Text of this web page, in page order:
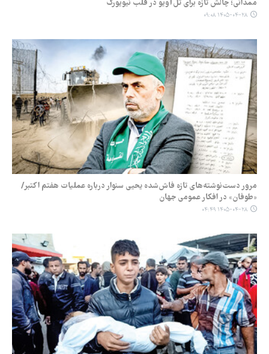
ممدانی؛ چالش تازه برای تل‌آویو در قلب نیویورک
۱۴۰۵-۰۴-۲۸ ۰۹:۰۸
مرور دست‌نوشته‌های تازه فاش‌شده یحیی سنوار درباره عملیات هفتم اکتبر/
«طوفان» در افکار عمومی جهان
۱۴۰۵-۰۴-۲۸ ۰۴:۴۹